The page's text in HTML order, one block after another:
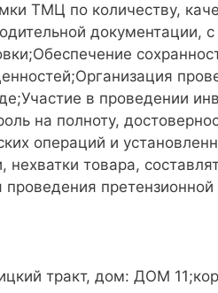
ТМЦ по количеству,
документации, с
в проведении
на полноту,
операций и
товара,
претензионной
тракт, дом: ДОМ